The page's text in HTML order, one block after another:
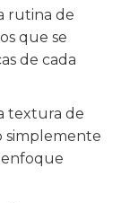
rutina de
que se
de cada
textura de
simplemente